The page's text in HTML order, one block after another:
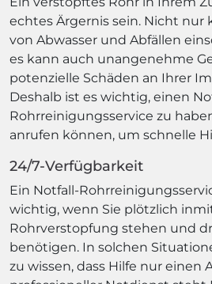
echtes Ärgernis sein. Nicht nur
von Abwasser und Abfällen
es kann auch unangenehme
potenzielle Schäden an Ihrer
Deshalb ist es wichtig, einen
Rohrreinigungsservice zu
anrufen können, um schnelle
24/7-Verfügbarkeit
Ein Notfall-
wichtig, wenn Sie plötzlich
Rohrverstopfung stehen und
benötigen. In solchen
zu wissen, dass Hilfe nur einen